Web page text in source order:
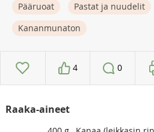
Pääruoat Pastat ja nuudelit
Kananmunaton
4 0
Raaka-aineet